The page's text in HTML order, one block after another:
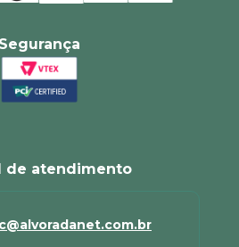
Segurança
de atendimento